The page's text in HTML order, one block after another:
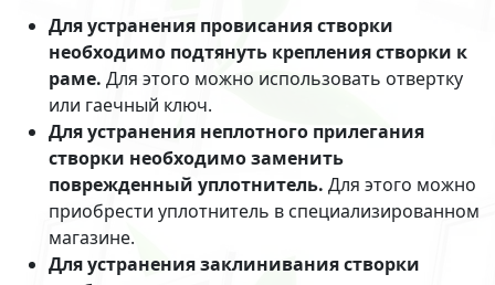
Для устранения провисания створки
необходимо подтянуть крепления створки к
раме. Для этого можно использовать отвертку
или гаечный ключ.
Для устранения неплотного прилегания
створки необходимо заменить
поврежденный уплотнитель. Для этого можно
приобрести уплотнитель в специализированном
магазине.
Для устранения заклинивания створки